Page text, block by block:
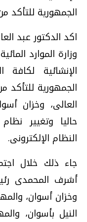
الجمهورية للتأكد
اكد الدكتور عبد
وزارة الموارد
الإنشائية
الجمهورية للتأكد
العالى، وخزان
حاليا وتغيير
النظام الإلكترونى.
جاء ذلك خلال
أشرف المحمدى
وخزان أسوان،
النيل بأسوان،